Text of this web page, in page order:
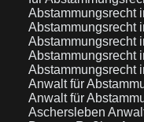
Abstammungsrecht
Abstammungsrecht
Abstammungsrecht
Abstammungsrecht
Abstammungsrecht
Anwalt für
Anwalt für
Aschersleben